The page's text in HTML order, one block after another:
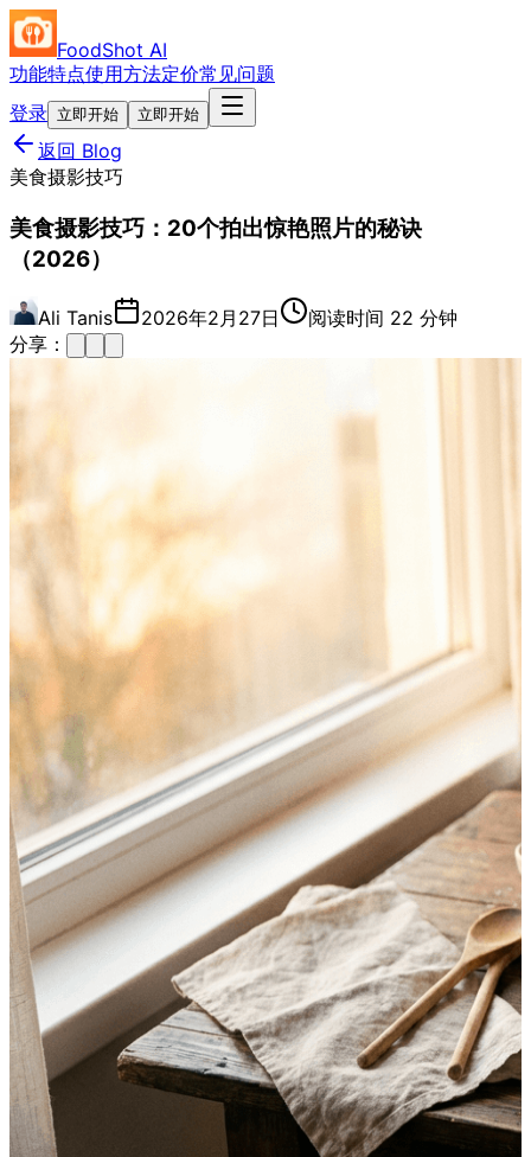
FoodShot AI
功能特点使用方法定价常见问题
登录 立即开始 立即开始
返回 Blog
美食摄影技巧
美食摄影技巧：20个拍出惊艳照片的秘诀
（2026）
Ali Tanis 2026年2月27日
阅读时间 22 分钟
分享：